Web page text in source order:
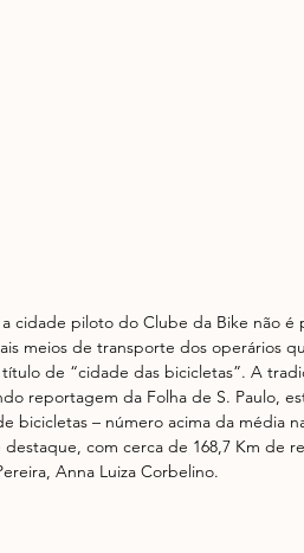
cidade piloto do Clube da Bike não é
meios de transporte dos operários
de “cidade das bicicletas”. A
reportagem da Folha de S. Paulo,
bicicletas – número acima da média
com cerca de 168,7 Km de
Anna Luiza Corbelino.